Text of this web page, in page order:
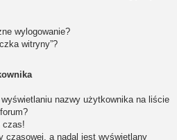
wylogowanie?
witryny”?
nazwy użytkownika na liście
czas!
czasowej, a nadal jest wyświetlany